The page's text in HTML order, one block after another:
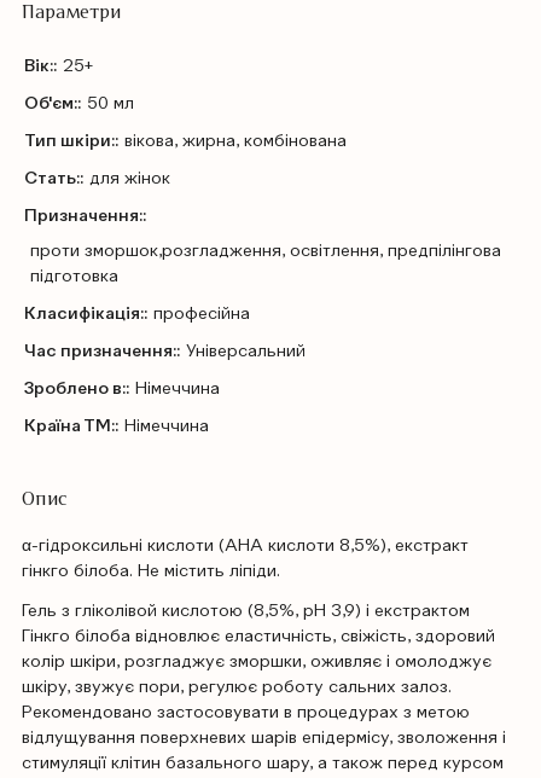
Параметри
Вік:: 25+
Об'єм:: 50 мл
Тип шкіри:: вікова, жирна, комбінована
Стать:: для жінок
Призначення::
проти зморшок,розгладження, освітлення, предпілінгова
підготовка
Класифікація:: професійна
Час призначення:: Універсальний
Зроблено в:: Німеччина
Країна ТМ:: Німеччина
Опис
α-гідроксильні кислоти (АНА кислоти 8,5%), екстракт
гінкго білоба. Не містить ліпіди.
Гель з гліколівой кислотою (8,5%, рН 3,9) і екстрактом
Гінкго білоба відновлює еластичність, свіжість, здоровий
колір шкіри, розгладжує зморшки, оживляє і омолоджує
шкіру, звужує пори, регулює роботу сальних залоз.
Рекомендовано застосовувати в процедурах з метою
відлущування поверхневих шарів епідермісу, зволоження і
стимуляції клітин базального шару, а також перед курсом